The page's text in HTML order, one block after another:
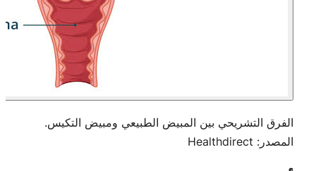
الفرق التشريحي بين المبيض الطبيعي ومبيض التكيس.
المصدر: